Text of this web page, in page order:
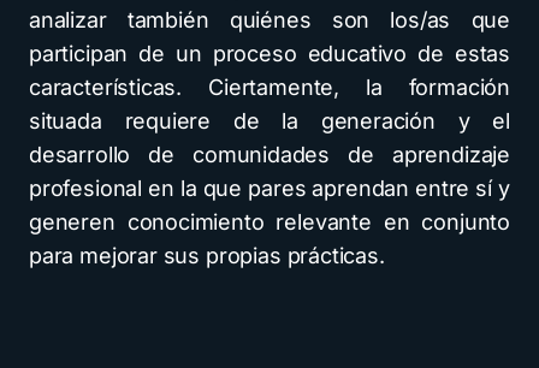
analizar también quiénes son los/as que
participan de un proceso educativo de estas
características. Ciertamente, la formación
situada requiere de la generación y el
desarrollo de comunidades de aprendizaje
profesional en la que pares aprendan entre sí y
generen conocimiento relevante en conjunto
para mejorar sus propias prácticas.